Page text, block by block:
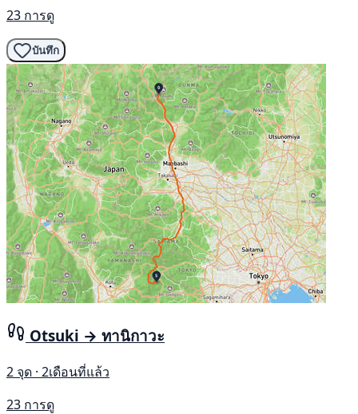
23 การดู
บันทึก
Otsuki → ทานิกาวะ
2 จุด · 2เดือนที่แล้ว
23 การดู